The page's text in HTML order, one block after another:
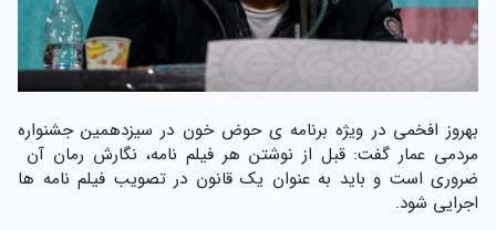
بهروز افخمی در ویژه برنامه ی حوض خون در سیزدهمین جشنواره
مردمی عمار گفت: قبل از نوشتن هر فیلم نامه، نگارش رمان آن
ضروری است و باید به عنوان یک قانون در تصویب فیلم نامه ها
اجرایی شود.